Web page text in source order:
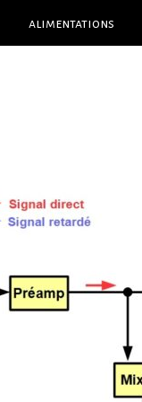
alimentations